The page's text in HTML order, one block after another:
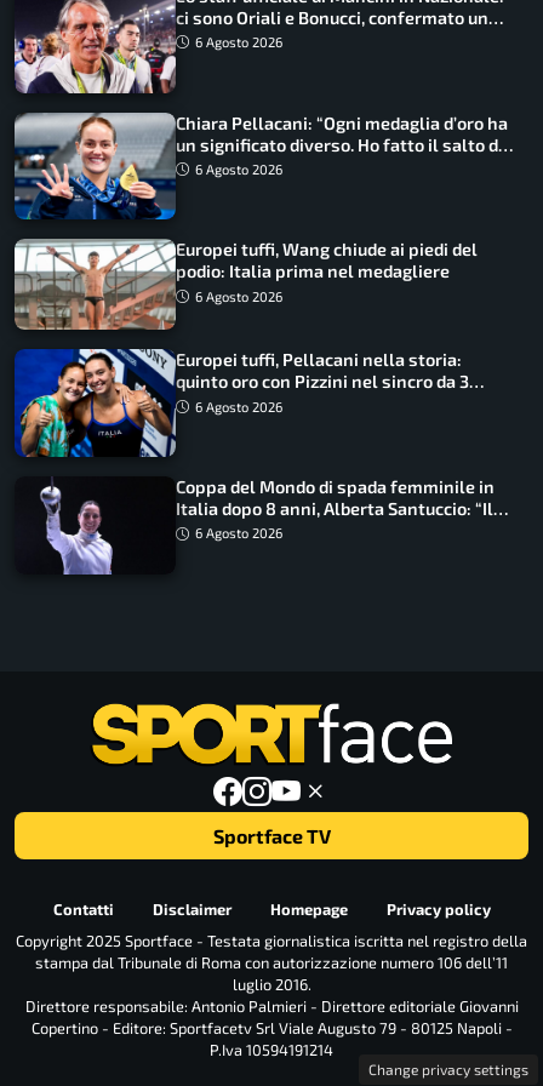
ci sono Oriali e Bonucci, confermato un
ritorno
6 Agosto 2026
Chiara Pellacani: “Ogni medaglia d’oro ha
un significato diverso. Ho fatto il salto di
qualità”
6 Agosto 2026
Europei tuffi, Wang chiude ai piedi del
podio: Italia prima nel medagliere
6 Agosto 2026
Europei tuffi, Pellacani nella storia:
quinto oro con Pizzini nel sincro da 3
metri
6 Agosto 2026
Coppa del Mondo di spada femminile in
Italia dopo 8 anni, Alberta Santuccio: “Il
lavoro dà sempre i suoi frutti”
6 Agosto 2026
Sportface TV
Contatti Disclaimer Homepage
Privacy policy
Copyright 2025 Sportface - Testata giornalistica iscritta nel registro della
stampa dal Tribunale di Roma con autorizzazione numero 106 dell’11
luglio 2016.
Direttore responsabile: Antonio Palmieri - Direttore editoriale Giovanni
Copertino - Editore: Sportfacetv Srl Viale Augusto 79 - 80125 Napoli -
P.Iva 10594191214
Change privacy settings